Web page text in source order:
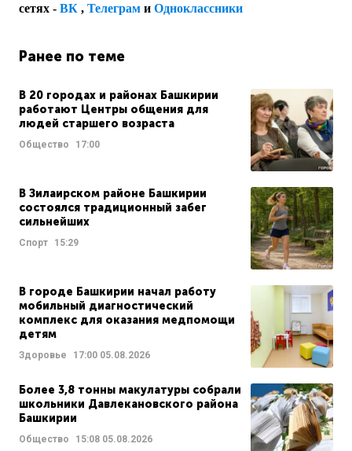
сетях - ВК , Телеграм и Одноклассники
Ранее по теме
В 20 городах и районах Башкирии
работают Центры общения для
людей старшего возраста
Общество 17:00
В Зилаирском районе Башкирии
состоялся традиционный забег
сильнейших
Спорт 15:29
В городе Башкирии начал работу
мобильный диагностический
комплекс для оказания медпомощи
детям
Здоровье 17:00 05.08.2026
Более 3,8 тонны макулатуры собрали
школьники Давлекановского района
Башкирии
Общество 15:08 05.08.2026